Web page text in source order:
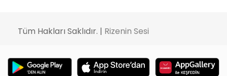
Tüm Hakları Saklıdır. | Rizenin Sesi